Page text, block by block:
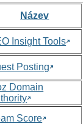
Název
Insight Tools
Posting
Domain
Score